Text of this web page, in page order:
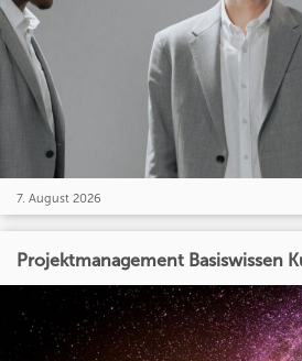
7. August 2026
Projektmanagement Basiswissen